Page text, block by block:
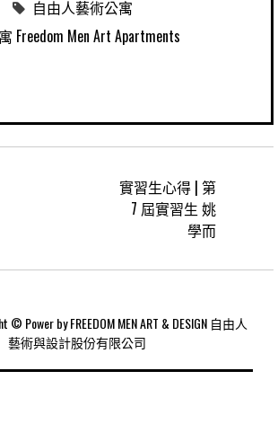
自由人藝術公寓
Freedom Men Art Apartments
實習生心得 | 第
7 屆實習生 姚
學而
© Power by FREEDOM MEN ART & DESIGN 自由人
藝術與設計股份有限公司